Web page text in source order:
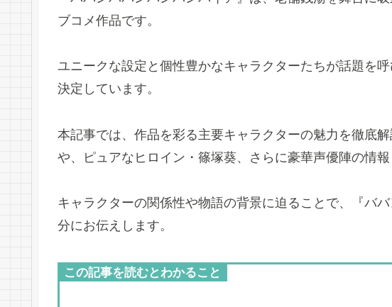
ブコメ作品です。
ユニークな設定と個性豊かなキャラクターたちが話題を
決定しています。
本記事では、作品を彩る主要キャラクターの魅力を徹底
や、ピュアなヒロイン・篠塚葵、さらに豪華声優陣の情報
キャラクターの関係性や物語の背景に迫ることで、『バ
分にお伝えします。
この記事を読むとわかること